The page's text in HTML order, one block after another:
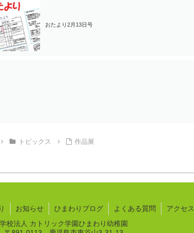
おたより2月13日号
トピックス 作品展
お知らせ ひまわりブログ よくある質問 アクセス
学校法人 カトリック学園ひまわり幼稚園